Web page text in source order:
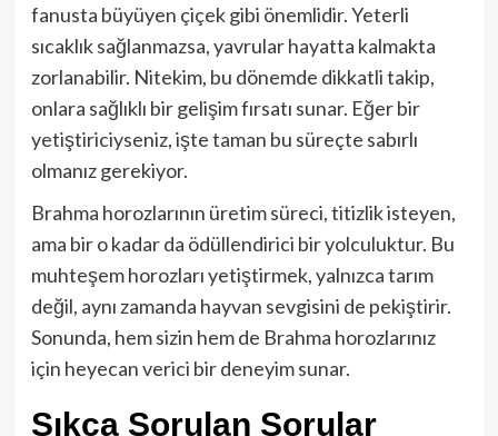
fanusta büyüyen çiçek gibi önemlidir. Yeterli
sıcaklık sağlanmazsa, yavrular hayatta kalmakta
zorlanabilir. Nitekim, bu dönemde dikkatli takip,
onlara sağlıklı bir gelişim fırsatı sunar. Eğer bir
yetiştiriciyseniz, işte taman bu süreçte sabırlı
olmanız gerekiyor.
Brahma horozlarının üretim süreci, titizlik isteyen,
ama bir o kadar da ödüllendirici bir yolculuktur. Bu
muhteşem horozları yetiştirmek, yalnızca tarım
değil, aynı zamanda hayvan sevgisini de pekiştirir.
Sonunda, hem sizin hem de Brahma horozlarınız
için heyecan verici bir deneyim sunar.
Sıkça Sorulan Sorular